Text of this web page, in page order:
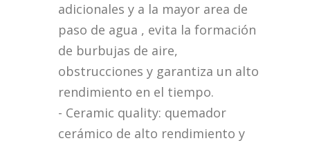
adicionales y a la mayor area de
paso de agua , evita la formación
de burbujas de aire,
obstrucciones y garantiza un alto
rendimiento en el tiempo.
- Ceramic quality: quemador
cerámico de alto rendimiento y